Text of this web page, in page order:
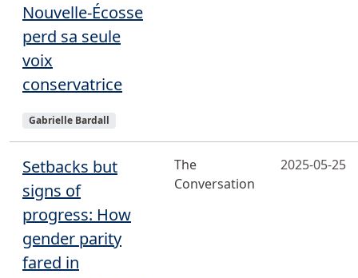
Nouvelle-Écosse
perd sa seule
voix
conservatrice
Sujets
Gabrielle Bardall
Setbacks but
signs of
progress: How
gender parity
fared in
The
Conversation
2025-05-25